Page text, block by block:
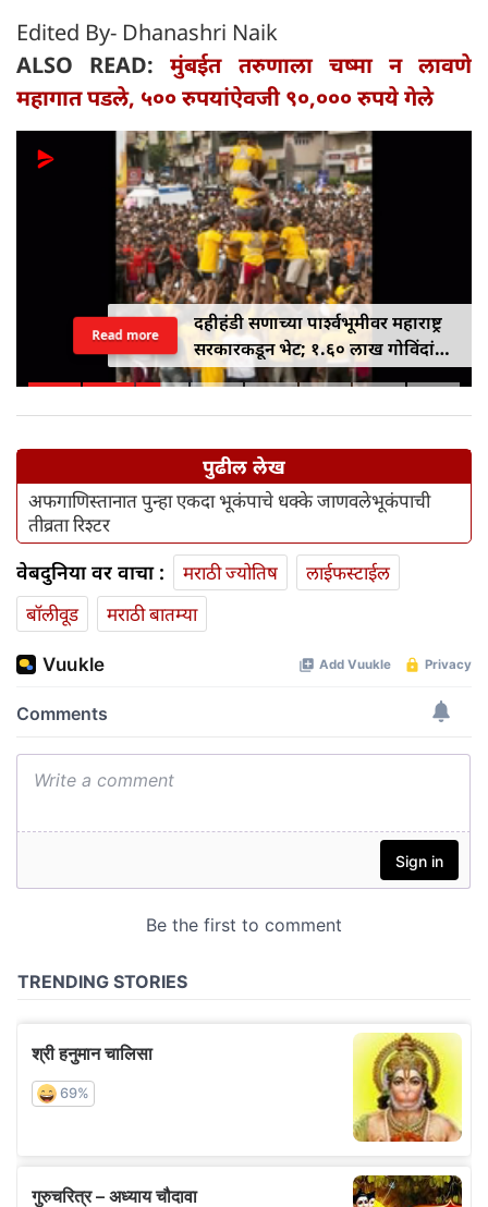
Edited By- Dhanashri Naik
ALSO READ:मुंबईत तरुणाला चष्मा न लावणे
महागात पडले, ५०० रुपयांऐवजी ९०,००० रुपये गेले
दहीहंडी सणाच्या पार्श्वभूमीवर महाराष्ट्र
सरकारकडून भेट; १.६० लाख गोविंदांना
१० लाख रुपयांपर्यंतचे विमा संरक्षण
Read more
पुढील लेख
अफगाणिस्तानात पुन्हा एकदा भूकंपाचे धक्के जाणवलेभूकंपाची
तीव्रता रिश्टर
वेबदुनिया वर वाचा : मराठी ज्योतिष
लाईफस्टाईल
बॉलीवूड
मराठी बातम्या